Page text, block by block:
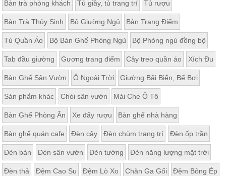
Bàn trà phòng khách Tủ giầy, tủ trang trí Tủ rượu
Bàn Trà Thủy Sinh Bộ Giường Ngủ Bàn Trang Điểm
Tủ Quần Áo Bộ Bàn Ghế Phòng Ngủ Bộ Phòng ngủ đồng bộ
Tab đầu giường Gương trang điểm Cây treo quần áo Xích Đu
Bàn Ghế Sân Vườn Ô Ngoài Trời Giường Bãi Biển, Bể Bơi
Sản phẩm khác Chòi sân vườn Mái Che Ô Tô
Bàn Ghế Phòng Ăn Xe đẩy rượu Bàn ghế nhà hàng
Bàn ghế quán cafe Đèn cây Đèn chùm trang trí Đèn ốp trần
Đèn bàn Đèn sân vườn Đèn tường Đèn năng lượng mặt trời
Đèn thả Đệm Cao Su Đệm Lò Xo Chăn Ga Gối Đệm Bông Ép